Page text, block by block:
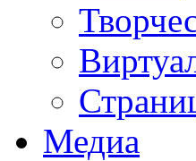
Медиа